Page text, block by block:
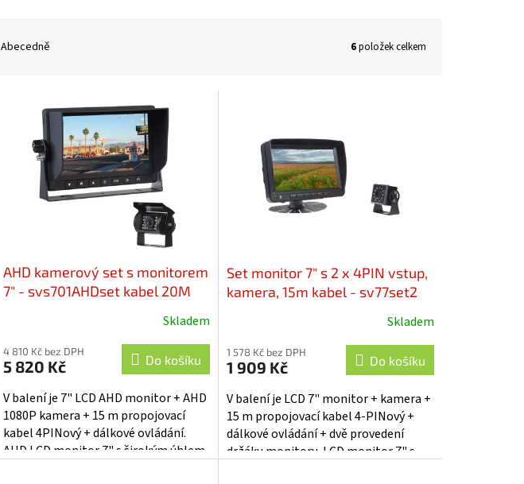
Abecedně 6položek celkem
AHD kamerový set s monitorem
7" - svs701AHDset kabel 20M
produktu
je
5,0
z
5
hvězdiček.
Skladem
4 810 Kč bez DPH
5 820 Kč Do košíku
V balení je 7" LCD AHD monitor + AHD
1080P kamera + 15 m propojovací
kabel 4PINový + dálkové ovládání.
AHD LCD monitor 7" s širokým úhlem
Set monitor 7" s 2 x 4PIN vstup,
kamera, 15m kabel - sv77set2
Skladem
1 578 Kč bez DPH
1 909 Kč Do košíku
V balení je LCD 7" monitor + kamera +
15 m propojovací kabel 4-PINový +
dálkové ovládání + dvě provedení
držáku monitoru. LCD monitor 7" s